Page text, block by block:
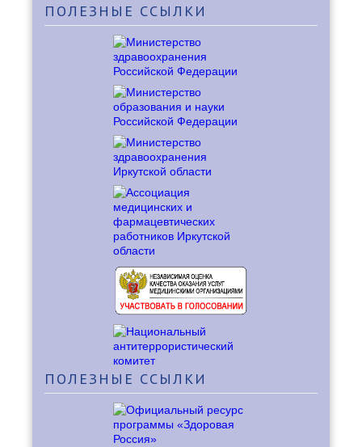
ПОЛЕЗНЫЕ ССЫЛКИ
ПОЛЕЗНЫЕ ССЫЛКИ